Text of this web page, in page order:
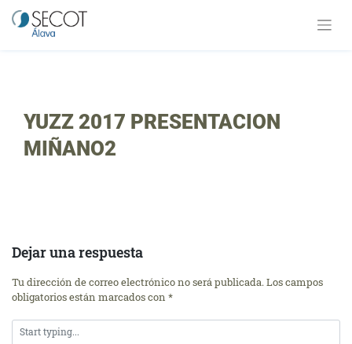
contenido
YUZZ 2017 PRESENTACION
MIÑANO2
Dejar una respuesta
Tu dirección de correo electrónico no será publicada.Los campos
obligatorios están marcados con *